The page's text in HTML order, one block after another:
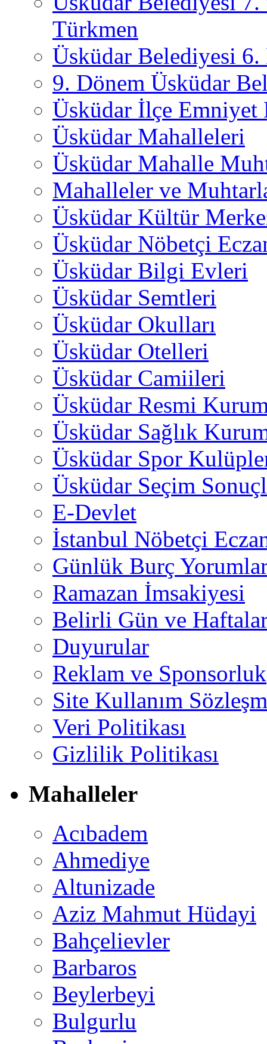
Türkmen
Üsküdar Belediyesi 6.
9. Dönem Üsküdar
Üsküdar İlçe
Üsküdar Mahalleleri
Üsküdar Mahalle
Mahalleler ve
Üsküdar Kültür
Üsküdar Nöbetçi
Üsküdar Bilgi Evleri
Üsküdar Semtleri
Üsküdar Okulları
Üsküdar Otelleri
Üsküdar Camiileri
Üsküdar Resmi
Üsküdar Sağlık
Üsküdar Spor
Üsküdar Seçim
E-Devlet
İstanbul Nöbetçi
Günlük Burç
Ramazan İmsakiyesi
Belirli Gün ve
Duyurular
Reklam ve Sponsorluk
Site Kullanım
Veri Politikası
Gizlilik Politikası
Mahalleler
Acıbadem
Ahmediye
Altunizade
Aziz Mahmut Hüdayi
Bahçelievler
Barbaros
Beylerbeyi
Bulgurlu